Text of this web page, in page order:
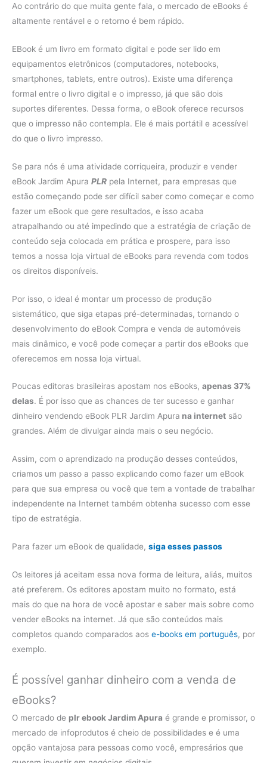
Ao contrário do que muita gente fala, o mercado de eBooks é
altamente rentável e o retorno é bem rápido.
EBook é um livro em formato digital e pode ser lido em
equipamentos eletrônicos (computadores, notebooks,
smartphones, tablets, entre outros). Existe uma diferença
formal entre o livro digital e o impresso, já que são dois
suportes diferentes. Dessa forma, o eBook oferece recursos
que o impresso não contempla. Ele é mais portátil e acessível
do que o livro impresso.
Se para nós é uma atividade corriqueira, produzir e vender
eBook Jardim Apura PLR pela Internet, para empresas que
estão começando pode ser difícil saber como começar e como
fazer um eBook que gere resultados, e isso acaba
atrapalhando ou até impedindo que a estratégia de criação de
conteúdo seja colocada em prática e prospere, para isso
temos a nossa loja virtual de eBooks para revenda com todos
os direitos disponíveis.
Por isso, o ideal é montar um processo de produção
sistemático, que siga etapas pré-determinadas, tornando o
desenvolvimento do eBook Compra e venda de automóveis
mais dinâmico, e você pode começar a partir dos eBooks que
oferecemos em nossa loja virtual.
Poucas editoras brasileiras apostam nos eBooks, apenas 37%
delas. É por isso que as chances de ter sucesso e ganhar
dinheiro vendendo eBook PLR Jardim Apura na internet são
grandes. Além de divulgar ainda mais o seu negócio.
Assim, com o aprendizado na produção desses conteúdos,
criamos um passo a passo explicando como fazer um eBook
para que sua empresa ou você que tem a vontade de trabalhar
independente na Internet também obtenha sucesso com esse
tipo de estratégia.
Para fazer um eBook de qualidade, siga esses passos
Os leitores já aceitam essa nova forma de leitura, aliás, muitos
até preferem. Os editores apostam muito no formato, está
mais do que na hora de você apostar e saber mais sobre como
vender eBooks na internet. Já que são conteúdos mais
completos quando comparados aos e-books em português, por
exemplo.
É possível ganhar dinheiro com a venda de
eBooks?
O mercado de plr ebook Jardim Apura é grande e promissor, o
mercado de infoprodutos é cheio de possibilidades e é uma
opção vantajosa para pessoas como você, empresários que